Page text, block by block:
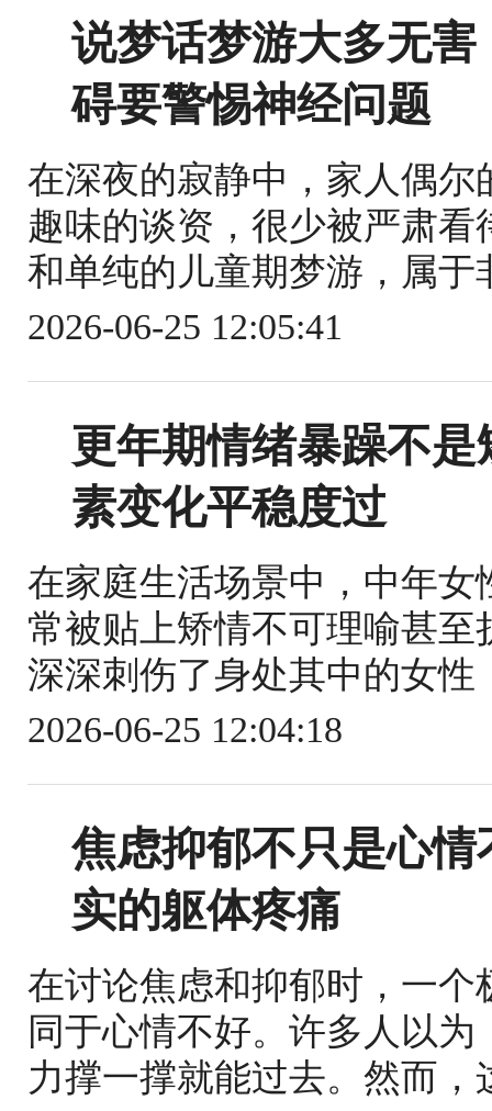
说梦话梦游大多无
碍要警惕神经问题
在深夜的寂静中，家人偶
趣味的谈资，很少被严肃
和单纯的儿童期梦游，属
2026-06-25 12:05:41
更年期情绪暴躁不
素变化平稳度过
在家庭生活场景中，中年
常被贴上矫情不可理喻甚
深深刺伤了身处其中的女
2026-06-25 12:04:18
焦虑抑郁不只是心
实的躯体疼痛
在讨论焦虑和抑郁时，一
同于心情不好。许多人以
力撑一撑就能过去。然而